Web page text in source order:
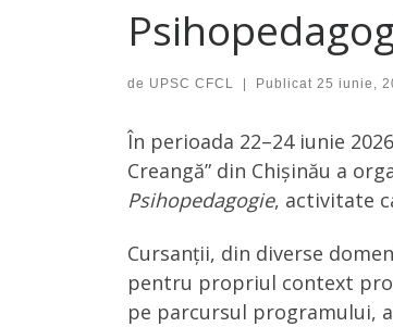
de UPSC CFCL | Publicat 25 iunie,
În perioada 22–24 iunie
Creangă” din Chișinău a
Psihopedagogie, activitate
Cursanții, din diverse
pentru propriul context
pe parcursul programului,